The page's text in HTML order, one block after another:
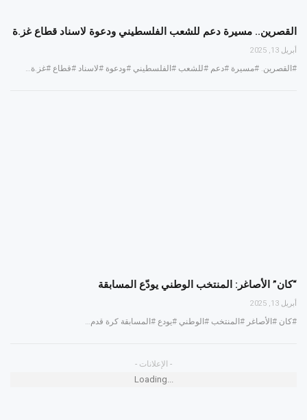
القصرين.. مسيرة دعم للشعب الفلسطيني ودعوة لاسناد قطاع غز.ة
أبريل 13, 2025
#القصرين. #مسيرة #دعم #للشعب #الفلسطيني #ودعوة #لاسناد #قطاع #غز.ة…
“كان” الأصاغر: المنتخب الوطني يودّع المسابقة
أبريل 13, 2025
#كان #الأصاغر #المنتخب #الوطني #يودع #المسابقة كرة قدم…
- الإعلانات -
Loading...